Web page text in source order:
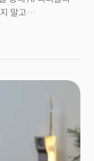
말고
크로소프트(MS) AI
래프트 게임 플레이
히 안내했습니다.
다.